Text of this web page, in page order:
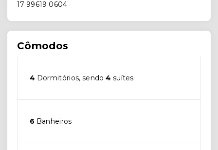
17 99619 0604
Cômodos
4 Dormitórios, sendo4 suítes
6 Banheiros